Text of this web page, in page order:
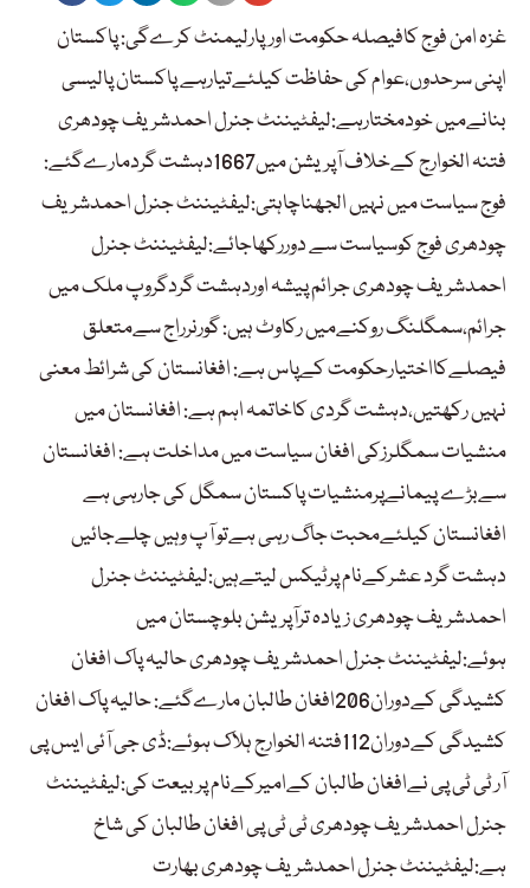
غزہ امن فوج کافیصلہ حکومت اورپارلیمنٹ کرےگی: پاکستان
اپنی سرحدوں،عوام کی حفاظت کیلئےتیارہے پاکستان پالیسی
بنانےمیں خودمختارہے:لیفٹیننٹ جنرل احمدشریف چودھری
فتنہ الخوارج کےخلاف آپریشن میں1667دہشت گردمارےگئے:
فوج سیاست میں نہیں الجھناچاہتی:لیفٹیننٹ جنرل احمدشریف
چودھری فوج کوسیاست سے دوررکھاجائے:لیفٹیننٹ جنرل
احمدشریف چودھری جرائم پیشہ اوردہشت گردگروپ ملک میں
جرائم،سمگلنگ روکنےمیں رکاوٹ ہیں: گورنرراج سےمتعلق
فیصلےکااختیارحکومت کےپاس ہے: افغانستان کی شرائط معنی
نہیں رکھتیں،دہشت گردی کاخاتمہ اہم ہے: افغانستان میں
منشیات سمگلرزکی افغان سیاست میں مداخلت ہے: افغانستان
سےبڑے پیمانےپرمنشیات پاکستان سمگل کی جارہی ہے
افغانستان کیلئےمحبت جاگ رہی ہےتو آپ وہیں چلےجائیں
دہشت گرد عشرکےنام پرٹیکس لیتےہیں:لیفٹیننٹ جنرل
احمدشریف چودھری زیادہ ترآپریشن بلوچستان میں
ہوئے:لیفٹیننٹ جنرل احمدشریف چودھری حالیہ پاک افغان
کشیدگی کےدوران206افغان طالبان مارےگئے: حالیہ پاک افغان
کشیدگی کےدوران112فتنہ الخوارج ہلاک ہوئے:ڈی جی آئی ایس پی
آر ٹی ٹی پی نےافغان طالبان کےامیرکےنام پربیعت کی:لیفٹیننٹ
جنرل احمدشریف چودھری ٹی ٹی پی افغان طالبان کی شاخ
ہے:لیفٹیننٹ جنرل احمدشریف چودھری بھارت